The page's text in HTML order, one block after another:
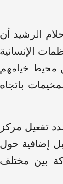
أحلام الرشيد أن
الإنسانية
محيط خيامهم
باتجاه
تفعيل مركز
إضافية حول
بين مختلف